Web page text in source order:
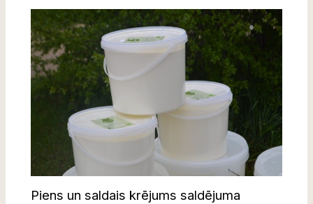
Piens un saldais krējums saldējuma